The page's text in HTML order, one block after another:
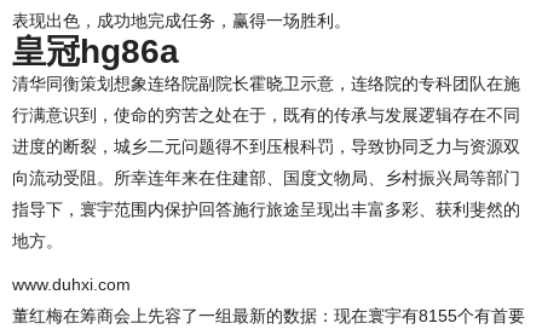
表现出色，成功地完成任务，赢得一场胜利。
皇冠hg86a
清华同衡策划想象连络院副院长霍晓卫示意，连络院的专科团队在施
行满意识到，使命的穷苦之处在于，既有的传承与发展逻辑存在不同
进度的断裂，城乡二元问题得不到压根科罚，导致协同乏力与资源双
向流动受阻。所幸连年来在住建部、国度文物局、乡村振兴局等部门
指导下，寰宇范围内保护回答施行旅途呈现出丰富多彩、获利斐然的
地方。
www.duhxi.com
董红梅在筹商会上先容了一组最新的数据：现在寰宇有8155个有首要